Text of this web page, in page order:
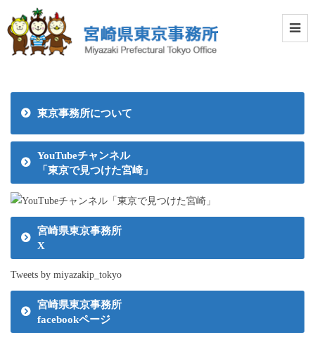
東京事務所について
YouTubeチャンネル
「東京で見つけた宮崎」
宮崎県東京事務所
X
Tweets by miyazakip_tokyo
宮崎県東京事務所
facebookページ